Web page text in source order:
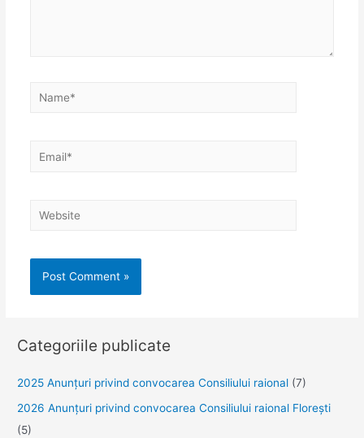
Name*
Email*
Website
Categoriile publicate
2025 Anunţuri privind convocarea Consiliului raional (7)
2026 Anunțuri privind convocarea Consiliului raional Florești
(5)